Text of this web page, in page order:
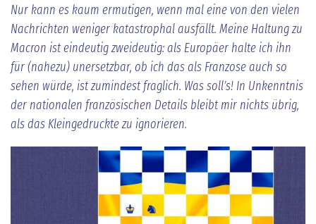
Nur kann es kaum ermutigen, wenn mal eine von den vielen
Nachrichten weniger katastrophal ausfällt. Meine Haltung zu
Macron ist eindeutig zweideutig: als Europäer halte ich ihn
für (nahezu) unersetzbar, ob ich das als Franzose auch so
sehen würde, ist zumindest fraglich. Was soll’s! In Unkenntnis
der nationalen französischen Details bleibt mir nichts übrig,
als das Kleingedruckte zu ignorieren.